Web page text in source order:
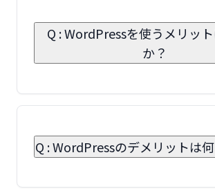
Q : WordPressを使うメリッ
か？
Q : WordPressのデメリットは